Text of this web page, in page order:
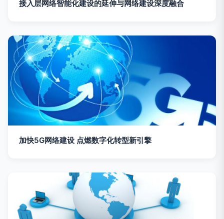
接入层网络智能化建设的延伸与网络建设深度融合
加快5G网络建设 点燃数字化转型新引擎